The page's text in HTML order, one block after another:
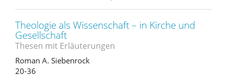
Theologie als Wissenschaft – in Kirche und
Gesellschaft
Thesen mit Erläuterungen
Roman A. Siebenrock
20-36